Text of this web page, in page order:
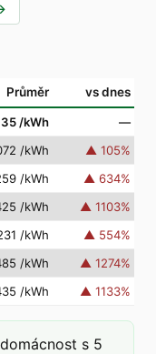
Průměr vs dnes
/kWh
—
/kWh ▲ 105%
/kWh ▲ 634%
/kWh ▲ 1103%
/kWh ▲ 554%
/kWh ▲ 1274%
/kWh ▲ 1133%
s 5